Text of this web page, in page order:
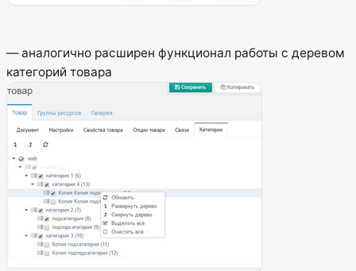
— аналогично расширен функционал работы с деревом
категорий товара